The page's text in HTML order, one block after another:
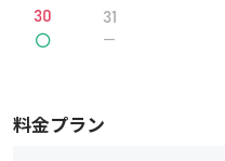
30 31
料金プラン